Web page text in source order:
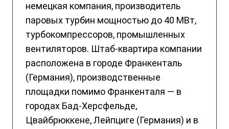
немецкая компания, производитель
паровых турбин мощностью до 40 МВт,
турбокомпрессоров, промышленных
вентиляторов. Штаб-квартира компании
расположена в городе Франкенталь
(Германия), производственные
площадки помимо Франкенталя — в
городах Бад-Херсфельде,
Цвайбрюккене, Лейпциге (Германия) и в